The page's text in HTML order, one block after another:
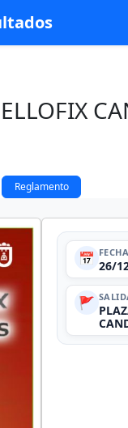
Reglamento
📅 26/
🚩